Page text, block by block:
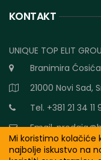
KONTAKT
UNIQUE TOP ELIT
Branimira
21000 Novi Sad,
Tel. +381 21 34 11
Email.
Mi koristimo kolačiće
najbolje iskustvo na